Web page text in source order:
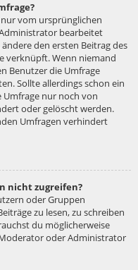
vom ursprünglichen
bearbeitet
den ersten Beitrag des
verknüpft. Wenn niemand
Benutzer die Umfrage
Sollte allerdings schon ein
nur noch von
oder gelöscht werden.
Umfragen verhindert
nicht zugreifen?
oder Gruppen
zu lesen, zu schreiben
du möglicherweise
oder Administrator